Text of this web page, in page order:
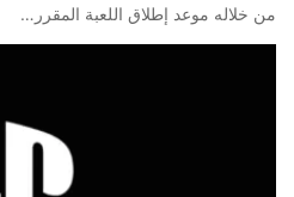
من خلاله موعد إطلاق اللعبة المقرر…